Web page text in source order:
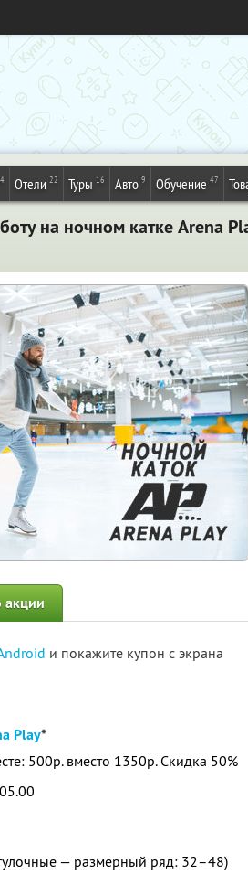
Отели 22 Туры 16 Авто 9 Обучение 47
на ночном катке Arena
акции
и покажите купон с экрана
Play*
500р. вместо 1350р. Скидка 50%
— размерный ряд: 32–48)